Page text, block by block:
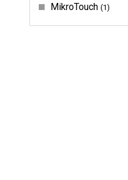
MikroTouch 1